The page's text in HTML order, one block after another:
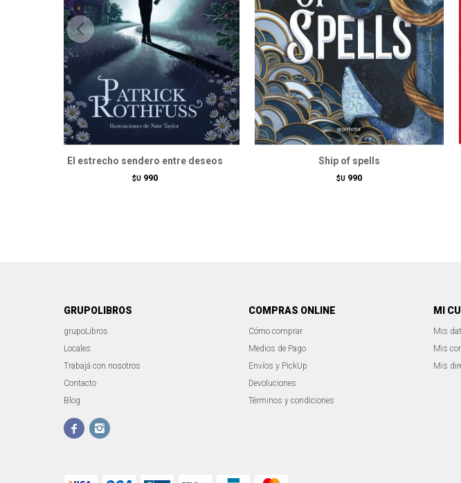
El estrecho sendero entre deseos
$U 990
Ship of spells
$U 990
GRUPOLIBROS
grupoLibros
Locales
Trabajá con nosotros
Contacto
Blog
 
COMPRAS ONLINE
Cómo comprar
Medios de Pago
Envíos y PickUp
Devoluciones
Términos y condiciones
MI
Mis
Mis
Mis